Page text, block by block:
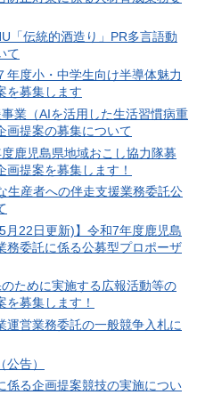
「伝統的酒造り」PR多言語動
て
年度小・中学生向け半導体魅力
を募集します
業（AIを活用した生活習慣病重
画提案の募集について
鹿児島県地域おこし協力隊募
提案を募集します！
生産者への伴走支援業務委託公
月22日更新)】令和7年度鹿児島
務委託に係る公募型プロポーザ
ために実施する広報活動等の
募集します！
営業務委託の一般競争入札に
告）
係る企画提案競技の実施につい